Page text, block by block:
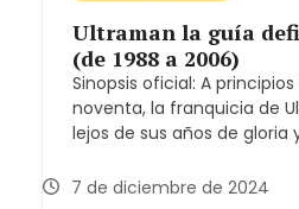
Ultraman la guía
(de 1988 a 2006)
Sinopsis oficial: A
noventa, la franquicia de
lejos de sus años de gloria
7 de diciembre de 2024